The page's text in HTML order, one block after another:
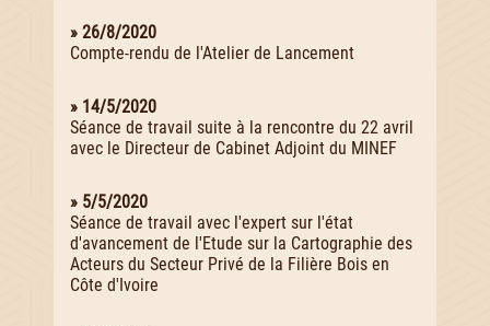
» 26/8/2020
Compte-rendu de l'Atelier de Lancement
» 14/5/2020
Séance de travail suite à la rencontre du 22 avril
avec le Directeur de Cabinet Adjoint du MINEF
» 5/5/2020
Séance de travail avec l'expert sur l'état
d'avancement de l'Etude sur la Cartographie des
Acteurs du Secteur Privé de la Filière Bois en
Côte d'Ivoire